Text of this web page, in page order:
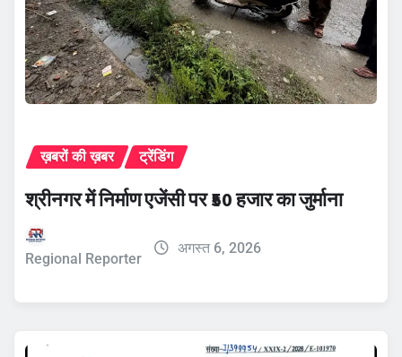
ख़बरों की ख़बर ट्रेंडिंग
श्रीनगर में निर्माण एजेंसी पर ₹50 हजार का जुर्माना
Regional Reporter
अगस्त 6, 2026